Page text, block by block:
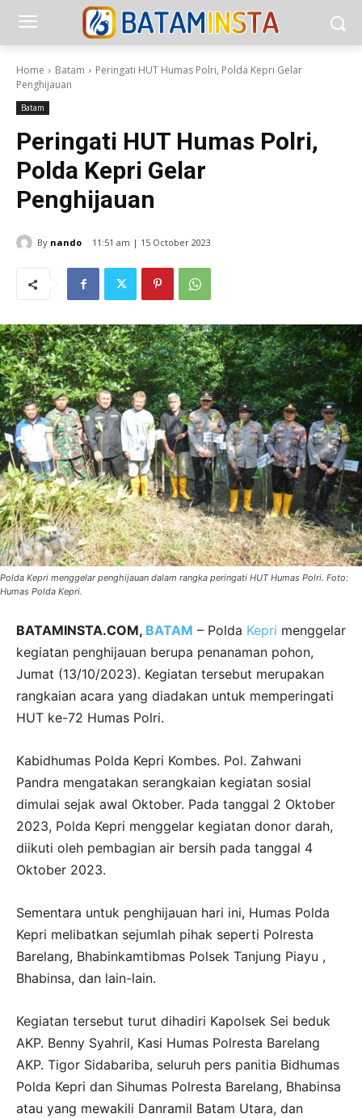
Home Batam
Peringati HUT Humas Polri, Polda Kepri Gelar
Penghijauan
Batam
Peringati HUT Humas Polri,
Polda Kepri Gelar
Penghijauan
By nando 11:51 am | 15 October 2023
Polda Kepri menggelar penghijauan dalam rangka peringati HUT Humas Polri. Foto:
Humas Polda Kepri.
BATAMINSTA.COM, BATAM – Polda Kepri menggelar
kegiatan penghijauan berupa penanaman pohon,
Jumat (13/10/2023). Kegiatan tersebut merupakan
rangkaian acara yang diadakan untuk memperingati
HUT ke-72 Humas Polri.
Kabidhumas Polda Kepri Kombes. Pol. Zahwani
Pandra mengatakan serangkaian kegiatan sosial
dimulai sejak awal Oktober. Pada tanggal 2 Oktober
2023, Polda Kepri menggelar kegiatan donor darah,
diikuti oleh pembagian air bersih pada tanggal 4
Oktober 2023.
Sementara untuk penghijauan hari ini, Humas Polda
Kepri melibatkan sejumlah pihak seperti Polresta
Barelang, Bhabinkamtibmas Polsek Tanjung Piayu ,
Bhabinsa, dan lain-lain.
Kegiatan tersebut turut dihadiri Kapolsek Sei beduk
AKP. Benny Syahril, Kasi Humas Polresta Barelang
AKP. Tigor Sidabariba, seluruh pers panitia Bidhumas
Polda Kepri dan Sihumas Polresta Barelang, Bhabinsa
atau yang mewakili Danramil Batam Utara, dan